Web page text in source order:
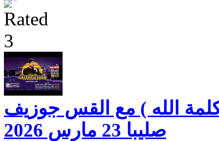
الله ) مع القس جوزيف
صليبا 23 مارس 2026